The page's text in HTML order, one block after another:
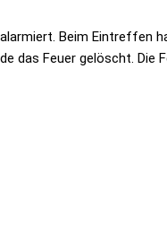
Beim Eintreffen
das Feuer gelöscht. Die